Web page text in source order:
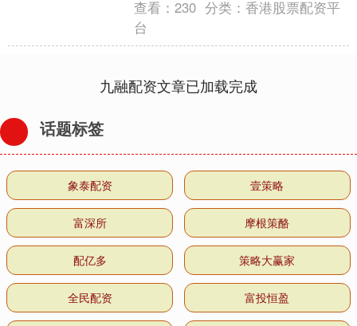
查看：230 分类： 香港股票配资平
台
九融配资文章已加载完成
话题标签
象泰配资 壹策略
富深所 摩根策酪
配亿多 策略大赢家
全民配资 富投恒盈